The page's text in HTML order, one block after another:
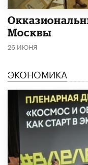
Москвы
26 ИЮНЯ
ЭКОНОМИКА